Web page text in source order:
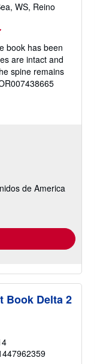
WS, Reino
book has been
are intact and
spine remains
de America
Book Delta 2